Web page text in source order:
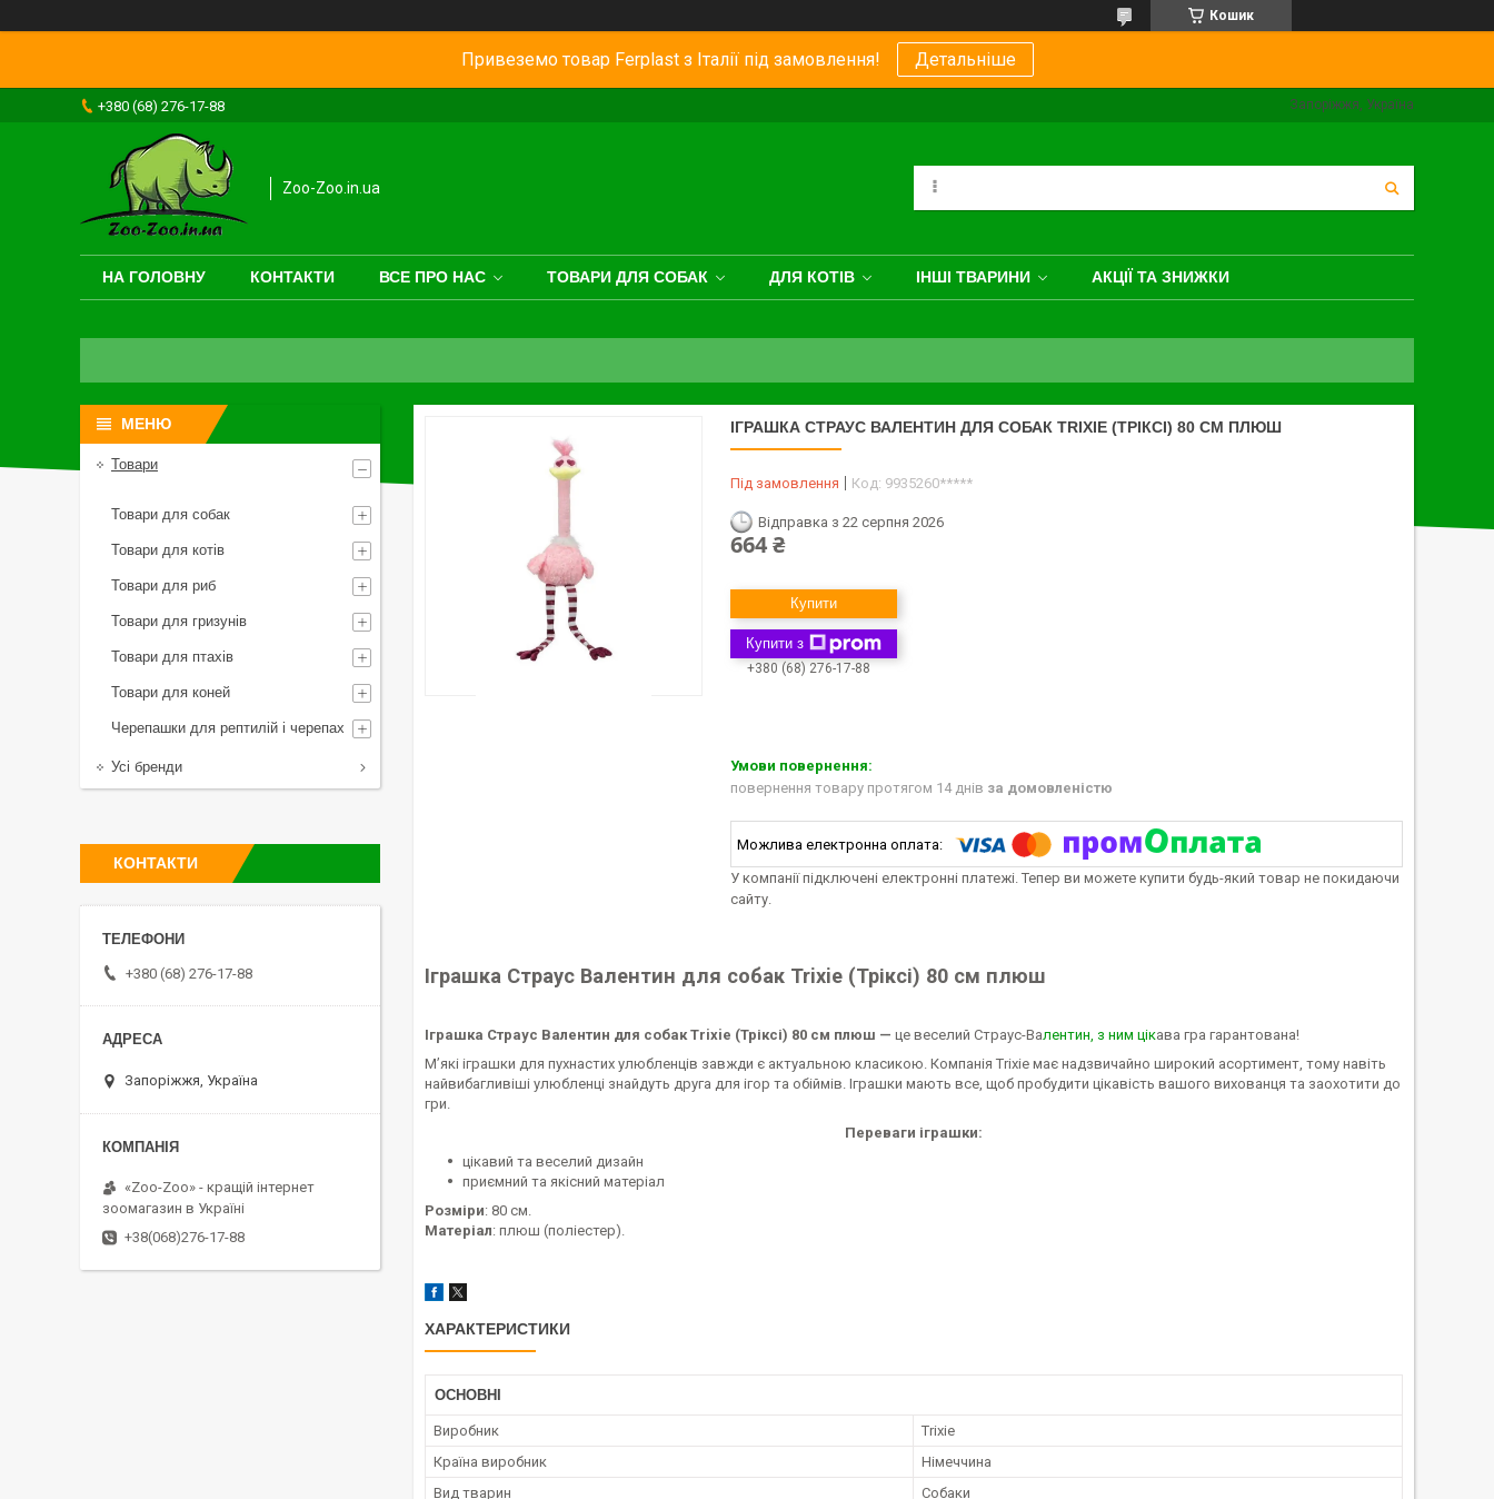
Кошик
Привеземо товар Ferplast з Італії під замовлення! Детальніше
+380 (68) 276-17-88 Запоріжжя, Україна
Zoo-Zoo.in.ua
НА ГОЛОВНУ КОНТАКТИ ВСЕ ПРО НАС ТОВАРИ ДЛЯ СОБАК ДЛЯ КОТІВ ІНШІ ТВАРИНИ АКЦІЇ ТА ЗНИЖКИ
ІГРАШКА СТРАУС ВАЛЕНТИН ДЛЯ СОБАК TRIXIE (ТРІКСІ) 80 СМ ПЛЮШ
Під замовлення Код: 9935260*****
Відправка з 22 серпня 2026
664 ₴
Купити
Купити з
+380 (68) 276-17-88
повернення товару протягом 14 днів за домовленістю
У компанії підключені електронні платежі. Тепер ви можете купити будь-який товар не покидаючи
сайту.
Іграшка Страус Валентин для собак Trixie (Тріксі) 80 см плюш
Іграшка Страус Валентин для собак Trixie (Тріксі) 80 см плюш — це веселий Страус-Валентин, з ним цікава гра гарантована!
М’які іграшки для пухнастих улюбленців завжди є актуальною класикою. Компанія Trixie має надзвичайно широкий асортимент, тому навіть
найвибагливіші улюбленці знайдуть друга для ігор та обіймів. Іграшки мають все, щоб пробудити цікавість вашого вихованця та заохотити до
гри.
Переваги іграшки:
цікавий та веселий дизайн
приємний та якісний матеріал
Розміри: 80 см.
Матеріал: плюш (поліестер).
ХАРАКТЕРИСТИКИ
ОСНОВНІ
Виробник
Trixie
Країна виробник
Німеччина
Вид тварин
Собаки
Товари
Товари для собак
Товари для котів
Товари для риб
Товари для гризунів
Товари для птахів
Товари для коней
Черепашки для рептилій і черепах
Усі бренди
КОНТАКТИ
+380 (68) 276-17-88
Запоріжжя, Україна
«Zoo-Zoo» - кращій інтернет
зоомагазин в Україні
+38(068)276-17-88